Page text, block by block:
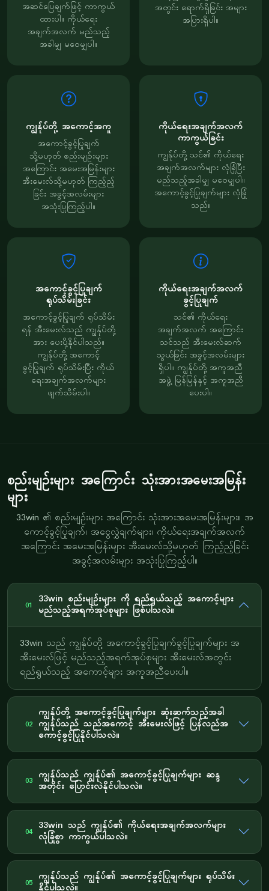
အဆင်ပြေချက်ဖြင့် ကာကွယ်
ထားပါ။ ကိုယ်ရေး
အချက်အလက် မည်သည့်
အခါမျှ မဝေမျှပါ။
အတွင်း ရောက်ရှိခြင်း အများ
အပြားရှိပါ။
ကျွန်ုပ်တို့ အကောင့်အကူ
အကောင့်ခွင့်ပြုချက်
သို့မဟုတ် စည်းမျဉ်းများ
အကြောင်း အမေးအမြန်းများ
အီးမေးလ်သို့မဟုတ် ကြည့်ည့်
ခြင်း အခွင့်အလမ်းများ
အသုံးပြုကြည့်ပါ။
ကိုယ်ရေးအချက်အလက်
ကာကွယ်ခြင်း
ကျွန်ုပ်တို့ သင်၏ ကိုယ်ရေး
အချက်အလက်များ လုံခြုံပြီး
မည်သည့်အခါမျှ မဝေမျှပါ။
အကောင့်ခွင့်ပြုချက်များ လုံခြုံ
သည်။
အကောင့်ခွင့်ပြုချက်
ရုပ်သိမ်းခြင်း
အကောင့်ခွင့်ပြုချက် ရုပ်သိမ်း
ရန် အီးမေးလ်သည် ကျွန်ုပ်တို့
အား ပေးပို့နိုင်ပါသည်။
ကျွန်ုပ်တို့ အကောင့်
ခွင့်ပြုချက် ရုပ်သိမ်းပြီး ကိုယ်
ရေးအချက်အလက်များ
ဖျက်သိမ်းပါ။
ကိုယ်ရေးအချက်အလက်
ခွင့်ပြုချက်
သင်၏ ကိုယ်ရေး
အချက်အလက် အကြောင်း
သင်သည် အီးမေးလ်ဆက်
သွယ်ခြင်း အခွင့်အလမ်းများ
ရှိပါ။ ကျွန်ုပ်တို့ အကူအညီ
အဖွဲ့ မြန်မြန်နှင့် အကူအညီ
ပေးပါ။
စည်းမျဉ်းများ အကြောင်း သုံးအားအမေးအမြန်း
များ
33win ၏ စည်းမျဉ်းများ အကြောင်း သုံးအားအမေးအမြန်းများ။ အ
ကောင့်ခွင့်ပြုချက်၊ အငွေလွှဲချက်များ၊ ကိုယ်ရေးအချက်အလက်
အကြောင်း အမေးအမြန်းများ အီးမေးလ်သို့မဟုတ် ကြည့်ည့်ခြင်း
အခွင့်အလမ်းများ အသုံးပြုကြည့်ပါ။
01 33win စည်းမျဉ်းများ ကို ရည်ရွယ်သည့် အကောင့်များ
မည်သည့်အရက်အုပ်စုများ ဖြစ်ပါသလဲ။
33win သည် ကျွန်ုပ်တို့ အကောင့်ခွင့်ပြုချက်ခွင့်ပြုချက်များ အ
အီးမေးလ်ဖြင့် မည်သည့်အရက်အုပ်စုများ အီးမေးလ်အတွင်း
ရည်ရွယ်သည့် အကောင့်များ အကူအညီပေးပါ။
02
ကျွန်ုပ်တို့ အကောင့်ခွင့်ပြုချက်များ ဆုံးဆက်သည့်အခါ
ကျွန်ုပ်သည် သည်အကောင့် အီးမေးလ်ဖြင့် ပြန်လည်အ
ကောင့်ခွင့်ပြုနိုင်ပါသလဲ။
03 ကျွန်ုပ်သည် ကျွန်ုပ်၏ အကောင့်ခွင့်ပြုချက်များ ဆန္ဒ
အတိုင်း ပြောင်းလဲနိုင်ပါသလဲ။
04 33win သည် ကျွန်ုပ်၏ ကိုယ်ရေးအချက်အလက်များ
လုံခြုံစွာ ကာကွယ်ပါသလဲ။
05 ကျွန်ုပ်သည် ကျွန်ုပ်၏ အကောင့်ခွင့်ပြုချက်များ ရုပ်သိမ်း